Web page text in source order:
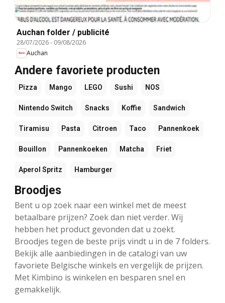
Auchan folder / publicité
28/07/2026- 09/08/2026
Auchan
Andere favoriete producten
Pizza Mango LEGO Sushi NOS
Nintendo Switch Snacks Koffie Sandwich
Tiramisu Pasta Citroen Taco Pannenkoek
Bouillon Pannenkoeken Matcha Friet
Aperol Spritz Hamburger
Broodjes
Bent u op zoek naar een winkel met de meest
betaalbare prijzen? Zoek dan niet verder. Wij
hebben het product gevonden dat u zoekt.
Broodjes tegen de beste prijs vindt u in de 7 folders.
Bekijk alle aanbiedingen in de catalogi van uw
favoriete Belgische winkels en vergelijk de prijzen.
Met Kimbino is winkelen en besparen snel en
gemakkelijk.